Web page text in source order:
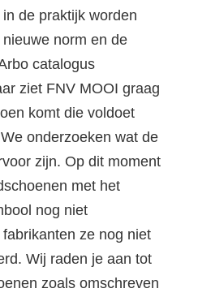
de praktijk worden
norm en de
catalogus
ziet FNV MOOI graag
komt die voldoet
onderzoeken wat de
zijn. Op dit moment
met het
nog niet
ze nog niet
Wij raden je aan tot
zoals omschreven